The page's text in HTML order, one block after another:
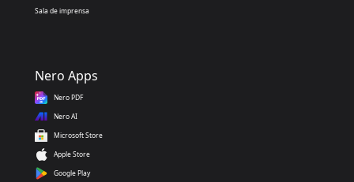
Sala de imprensa
Nero Apps
Nero PDF
Nero AI
Microsoft Store
Apple Store
Google Play